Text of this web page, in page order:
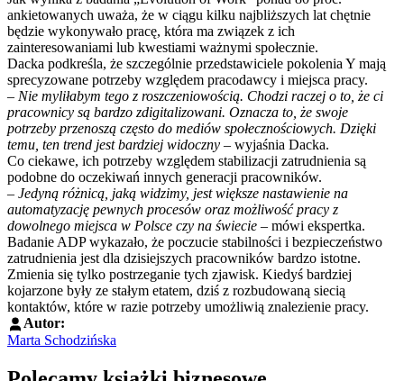
ankietowanych uważa, że w ciągu kilku najbliższych lat chętnie
będzie wykonywało pracę, która ma związek z ich
zainteresowaniami lub kwestiami ważnymi społecznie.
Dacka podkreśla, że szczególnie przedstawiciele pokolenia Y mają
sprecyzowane potrzeby względem pracodawcy i miejsca pracy.
– Nie myliłabym tego z roszczeniowością. Chodzi raczej o to, że ci
pracownicy są bardzo zdigitalizowani. Oznacza to, że swoje
potrzeby przenoszą często do mediów społecznościowych. Dzięki
temu, ten trend jest bardziej widoczny – wyjaśnia Dacka.
Co ciekawe, ich potrzeby względem stabilizacji zatrudnienia są
podobne do oczekiwań innych generacji pracowników.
– Jedyną różnicą, jaką widzimy, jest większe nastawienie na
automatyzację pewnych procesów oraz możliwość pracy z
dowolnego miejsca w Polsce czy na świecie – mówi ekspertka.
Badanie ADP wykazało, że poczucie stabilności i bezpieczeństwo
zatrudnienia jest dla dzisiejszych pracowników bardzo istotne.
Zmienia się tylko postrzeganie tych zjawisk. Kiedyś bardziej
kojarzone były ze stałym etatem, dziś z rozbudowaną siecią
kontaktów, które w razie potrzeby umożliwią znalezienie pracy.
Autor:
Marta Schodzińska